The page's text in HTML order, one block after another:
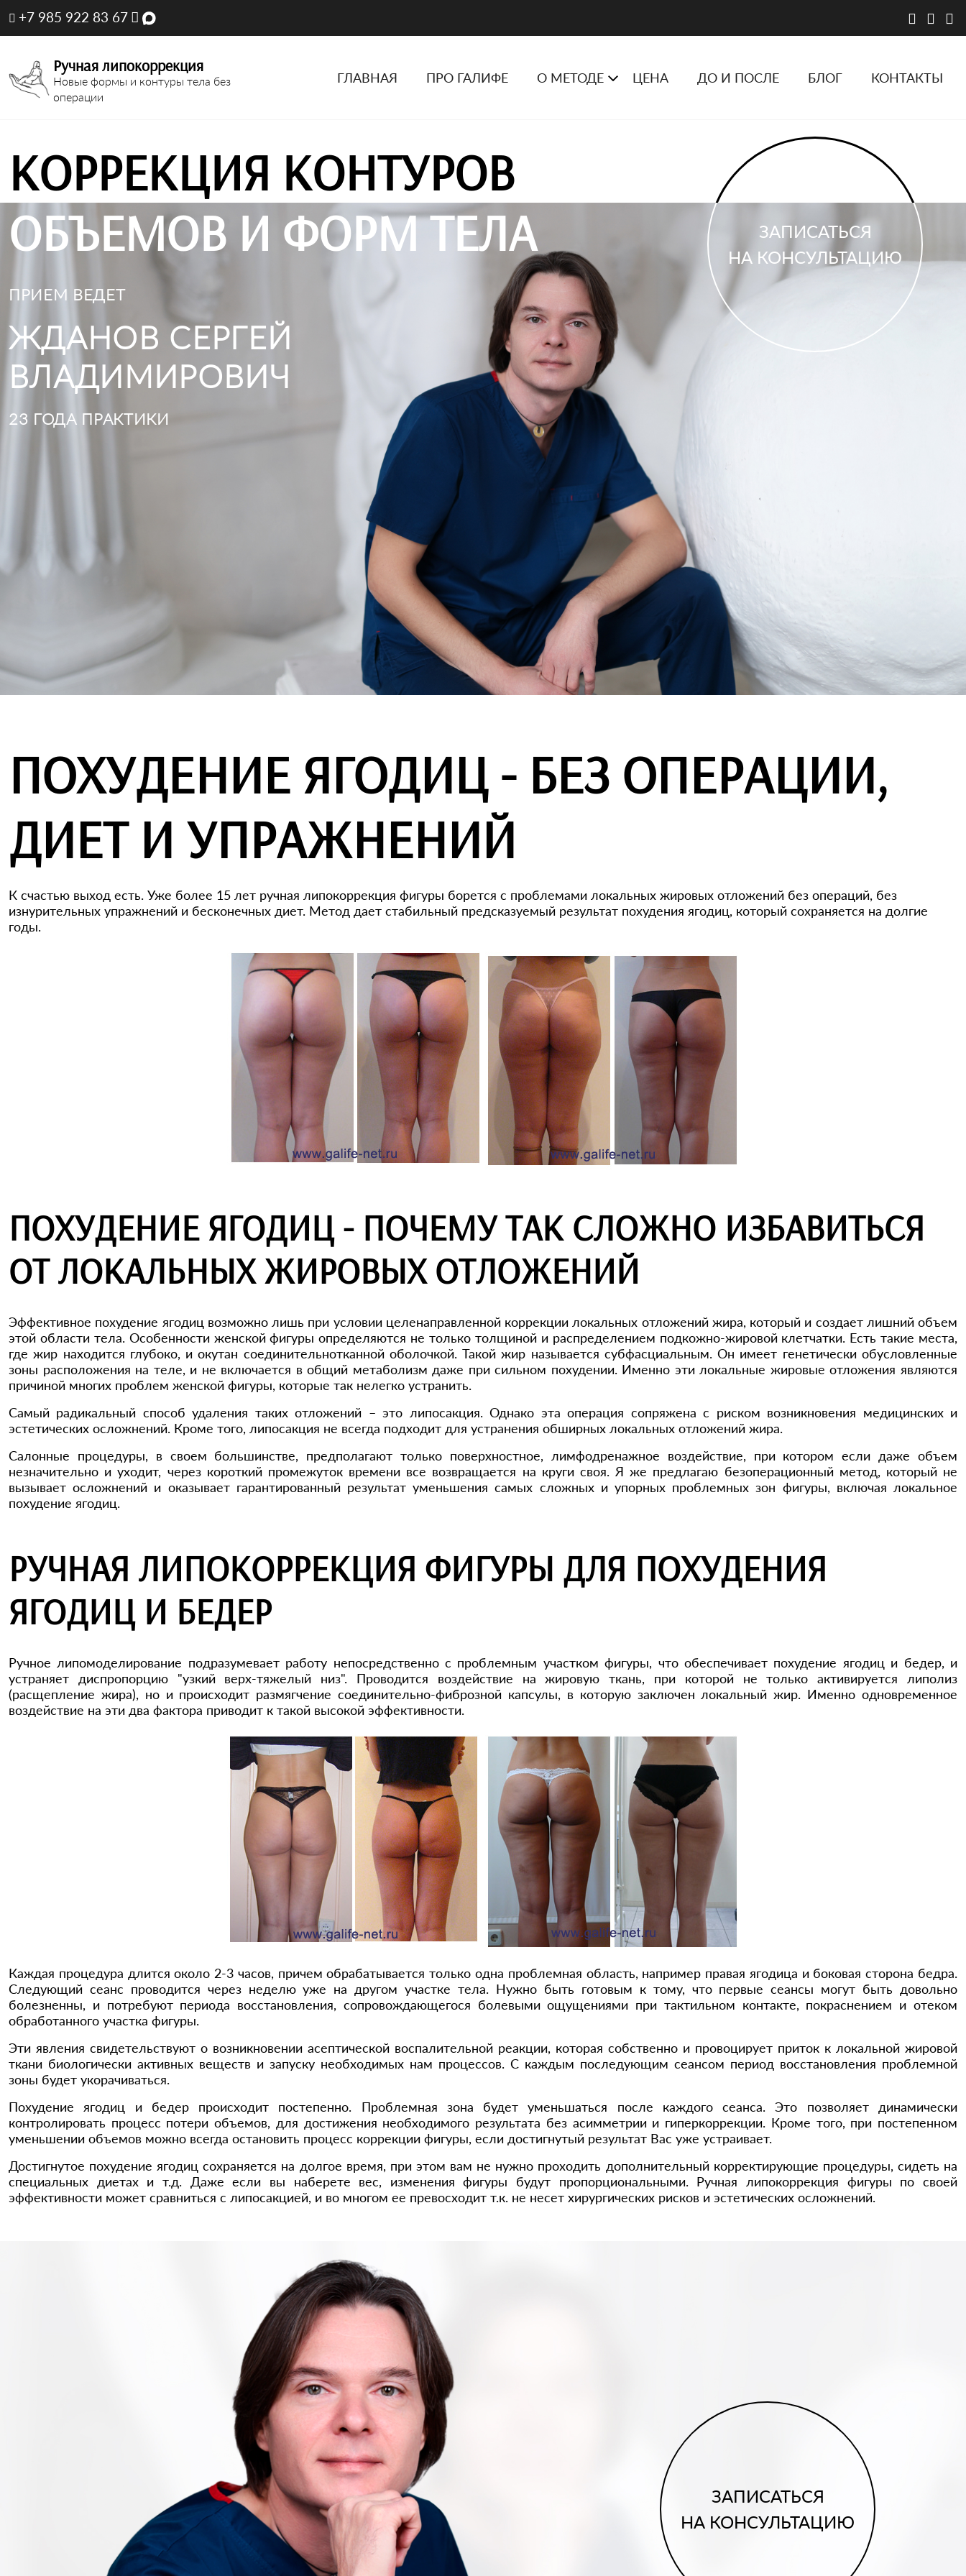
+7 985 922 83 67
Ручная липокоррекция
Новые формы и контуры тела без
операции
ГЛАВНАЯ ПРО ГАЛИФЕ О МЕТОДЕ ЦЕНА ДО И ПОСЛЕ БЛОГ КОНТАКТЫ
КОРРЕКЦИЯ КОНТУРОВ
ОБЪЕМОВ И ФОРМ ТЕЛА
ПРИЕМ ВЕДЕТ
ЖДАНОВ СЕРГЕЙ
ВЛАДИМИРОВИЧ
23 ГОДА ПРАКТИКИ
ЗАПИСАТЬСЯ
НА КОНСУЛЬТАЦИЮ
ПОХУДЕНИЕ ЯГОДИЦ - БЕЗ ОПЕРАЦИИ,
ДИЕТ И УПРАЖНЕНИЙ
К счастью выход есть. Уже более 15 лет ручная липокоррекция фигуры борется с проблемами локальных жировых отложений без операций, без
изнурительных упражнений и бесконечных диет. Метод дает стабильный предсказуемый результат похудения ягодиц, который сохраняется на долгие
годы.
ПОХУДЕНИЕ ЯГОДИЦ - ПОЧЕМУ ТАК СЛОЖНО ИЗБАВИТЬСЯ
ОТ ЛОКАЛЬНЫХ ЖИРОВЫХ ОТЛОЖЕНИЙ
Эффективное похудение ягодиц возможно лишь при условии целенаправленной коррекции локальных отложений жира, который и создает лишний объем
этой области тела. Особенности женской фигуры определяются не только толщиной и распределением подкожно-жировой клетчатки. Есть такие места,
где жир находится глубоко, и окутан соединительнотканной оболочкой. Такой жир называется субфасциальным. Он имеет генетически обусловленные
зоны расположения на теле, и не включается в общий метаболизм даже при сильном похудении. Именно эти локальные жировые отложения являются
причиной многих проблем женской фигуры, которые так нелегко устранить.
Самый радикальный способ удаления таких отложений – это липосакция. Однако эта операция сопряжена с риском возникновения медицинских и
эстетических осложнений. Кроме того, липосакция не всегда подходит для устранения обширных локальных отложений жира.
Салонные процедуры, в своем большинстве, предполагают только поверхностное, лимфодренажное воздействие, при котором если даже объем
незначительно и уходит, через короткий промежуток времени все возвращается на круги своя. Я же предлагаю безоперационный метод, который не
вызывает осложнений и оказывает гарантированный результат уменьшения самых сложных и упорных проблемных зон фигуры, включая локальное
похудение ягодиц.
РУЧНАЯ ЛИПОКОРРЕКЦИЯ ФИГУРЫ ДЛЯ ПОХУДЕНИЯ
ЯГОДИЦ И БЕДЕР
Ручное липомоделирование подразумевает работу непосредственно с проблемным участком фигуры, что обеспечивает похудение ягодиц и бедер, и
устраняет диспропорцию "узкий верх-тяжелый низ". Проводится воздействие на жировую ткань, при которой не только активируется липолиз
(расщепление жира), но и происходит размягчение соединительно-фиброзной капсулы, в которую заключен локальный жир. Именно одновременное
воздействие на эти два фактора приводит к такой высокой эффективности.
Каждая процедура длится около 2-3 часов, причем обрабатывается только одна проблемная область, например правая ягодица и боковая сторона бедра.
Следующий сеанс проводится через неделю уже на другом участке тела. Нужно быть готовым к тому, что первые сеансы могут быть довольно
болезненны, и потребуют периода восстановления, сопровождающегося болевыми ощущениями при тактильном контакте, покраснением и отеком
обработанного участка фигуры.
Эти явления свидетельствуют о возникновении асептической воспалительной реакции, которая собственно и провоцирует приток к локальной жировой
ткани биологически активных веществ и запуску необходимых нам процессов. С каждым последующим сеансом период восстановления проблемной
зоны будет укорачиваться.
Похудение ягодиц и бедер происходит постепенно. Проблемная зона будет уменьшаться после каждого сеанса. Это позволяет динамически
контролировать процесс потери объемов, для достижения необходимого результата без асимметрии и гиперкоррекции. Кроме того, при постепенном
уменьшении объемов можно всегда остановить процесс коррекции фигуры, если достигнутый результат Вас уже устраивает.
Достигнутое похудение ягодиц сохраняется на долгое время, при этом вам не нужно проходить дополнительный корректирующие процедуры, сидеть на
специальных диетах и т.д. Даже если вы наберете вес, изменения фигуры будут пропорциональными. Ручная липокоррекция фигуры по своей
эффективности может сравниться с липосакцией, и во многом ее превосходит т.к. не несет хирургических рисков и эстетических осложнений.
ЗАПИСАТЬСЯ
НА КОНСУЛЬТАЦИЮ